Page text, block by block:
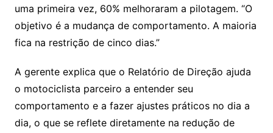
uma primeira vez, 60% melhoraram a pilotagem. “O
objetivo é a mudança de comportamento. A maioria
fica na restrição de cinco dias.”
A gerente explica que o Relatório de Direção ajuda
o motociclista parceiro a entender seu
comportamento e a fazer ajustes práticos no dia a
dia, o que se reflete diretamente na redução de